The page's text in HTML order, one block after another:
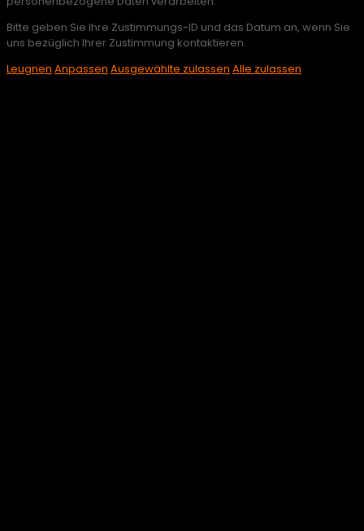
Bitte geben Sie Ihre Zustimmungs-ID und das Datum an, wenn Sie
uns bezüglich Ihrer Zustimmung kontaktieren.
Leugnen Anpassen Ausgewählte zulassen Alle zulassen